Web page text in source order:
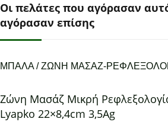
Οι πελάτες που αγόρασαν
αγόρασαν επίσης
ΜΠΑΛΑ / ΖΩΝΗ ΜΑΣΑΖ-
Ζώνη Μασάζ Μικρή
Lyapko 22×8,4cm 3,5Ag